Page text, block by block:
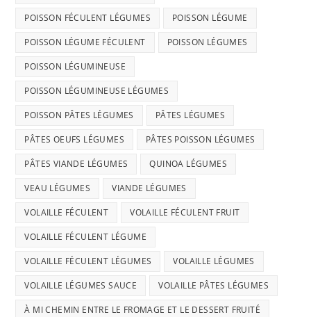
POISSON FÉCULENT LÉGUMES POISSON LÉGUME
POISSON LÉGUME FÉCULENT POISSON LÉGUMES
POISSON LÉGUMINEUSE
POISSON LÉGUMINEUSE LÉGUMES
POISSON PÂTES LÉGUMES PÂTES LÉGUMES
PÂTES OEUFS LÉGUMES PÂTES POISSON LÉGUMES
PÂTES VIANDE LÉGUMES QUINOA LÉGUMES
VEAU LÉGUMES VIANDE LÉGUMES
VOLAILLE FÉCULENT VOLAILLE FÉCULENT FRUIT
VOLAILLE FÉCULENT LÉGUME
VOLAILLE FÉCULENT LÉGUMES VOLAILLE LÉGUMES
VOLAILLE LÉGUMES SAUCE VOLAILLE PÂTES LÉGUMES
À MI CHEMIN ENTRE LE FROMAGE ET LE DESSERT FRUITÉ